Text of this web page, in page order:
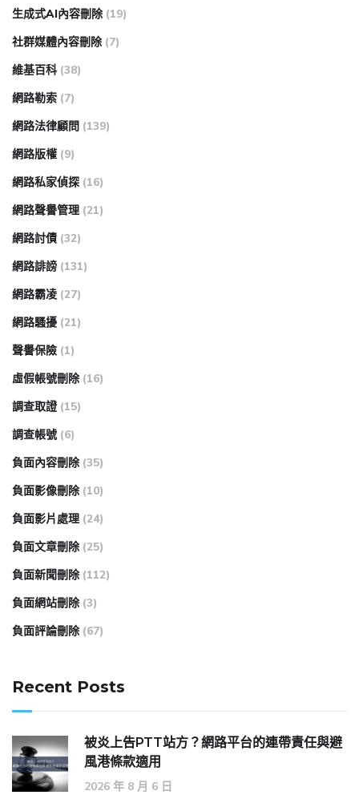
生成式AI內容刪除 (19)
社群媒體內容刪除 (7)
維基百科 (38)
網路勒索 (7)
網路法律顧問 (139)
網路版權 (9)
網路私家偵探 (16)
網路聲譽管理 (21)
網路討債 (32)
網路誹謗 (131)
網路霸凌 (27)
網路騷擾 (21)
聲譽保險 (1)
虛假帳號刪除 (16)
調查取證 (15)
調查帳號 (6)
負面內容刪除 (35)
負面影像刪除 (10)
負面影片處理 (24)
負面文章刪除 (25)
負面新聞刪除 (112)
負面網站刪除 (3)
負面評論刪除 (67)
Recent Posts
被炎上告PTT站方？網路平台的連帶責任與避
風港條款適用
2026 年 8 月 6 日